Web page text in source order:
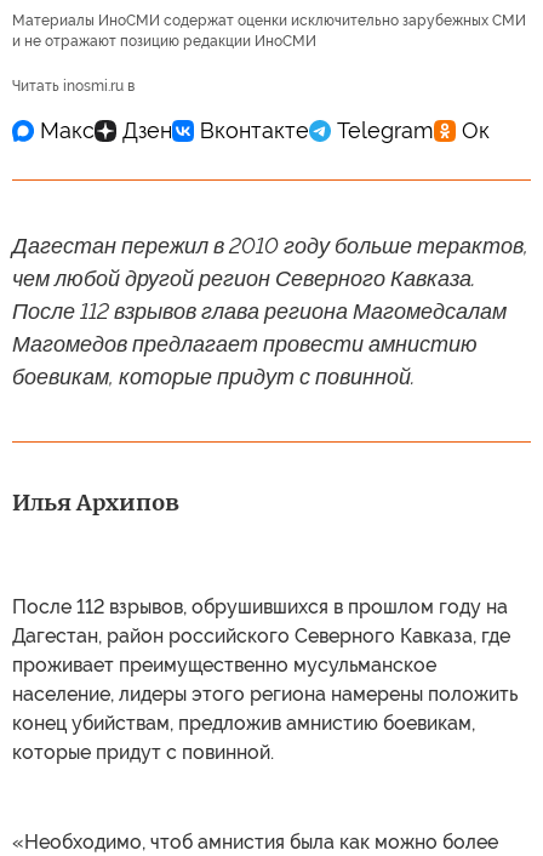
Материалы ИноСМИ содержат оценки исключительно зарубежных СМИ
и не отражают позицию редакции ИноСМИ
Читать inosmi.ru в
Дагестан пережил в 2010 году больше терактов,
чем любой другой регион Северного Кавказа.
После 112 взрывов глава региона Магомедсалам
Магомедов предлагает провести амнистию
боевикам, которые придут с повинной.
Илья Архипов
После 112 взрывов, обрушившихся в прошлом году на
Дагестан, район российского Северного Кавказа, где
проживает преимущественно мусульманское
население, лидеры этого региона намерены положить
конец убийствам, предложив амнистию боевикам,
которые придут с повинной.
«Необходимо, чтоб амнистия была как можно более